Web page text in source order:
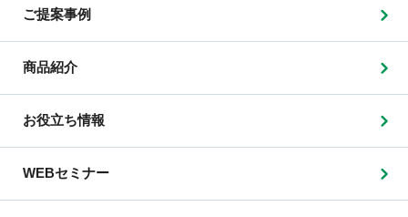
ご提案事例
商品紹介
お役立ち情報
WEBセミナー